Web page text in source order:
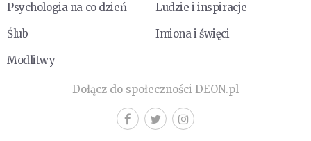
Psychologia na co dzień
Ludzie i inspiracje
Ślub
Imiona i święci
Modlitwy
Dołącz do społeczności DEON.pl